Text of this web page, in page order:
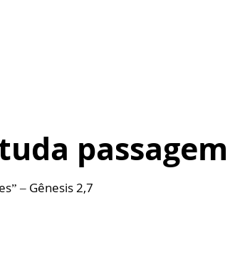
passagem
– Gênesis 2,7